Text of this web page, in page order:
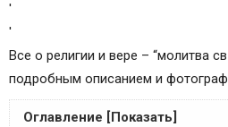
'
'
Все о религии и вере – “молитва
подробным описанием и
Оглавление [Показать]